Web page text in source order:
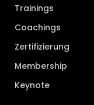
Trainings
Coachings
Zertifizierung
Membership
Keynote